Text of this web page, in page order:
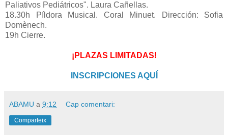
Paliativos Pediátricos". Laura Cañellas.
18.30h Píldora Musical. Coral Minuet. Dirección: Sofia
Domènech.
19h Cierre.
¡PLAZAS LIMITADAS!
INSCRIPCIONES AQUÍ
ABAMU a 9:12 Cap comentari:
Comparteix